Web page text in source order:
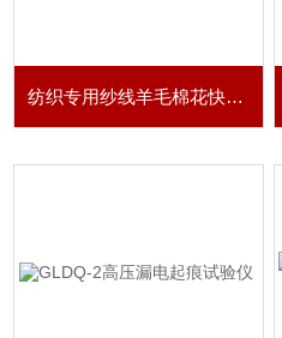
纺织专用纱线羊毛棉花快速回潮率水分测定仪